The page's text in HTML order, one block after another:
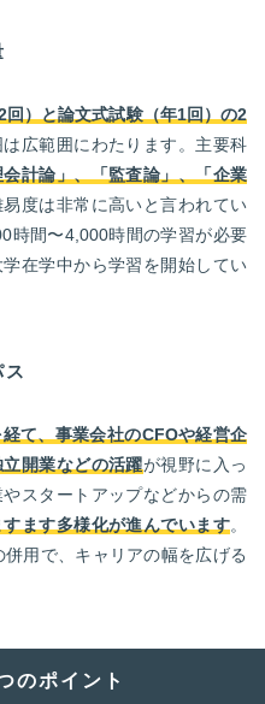
回）と論文式試験（年1回）の2
広範囲にわたります。主要科
計論」、「監査論」、「企業
度は非常に高いと言われてい
時間〜4,000時間の学習が必要
在学中から学習を開始してい
て、事業会社のCFOや経営企
開業などの活躍が視野に入っ
スタートアップなどからの需
ます多様化が進んでいます。
用で、キャリアの幅を広げる
のポイント